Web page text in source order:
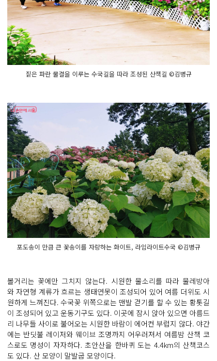
짙은 파란 물결을 이루는 수국길을 따라 조성된 산책길 ©김병규
포도송이 만큼 큰 꽃송이를 자랑하는 화이트, 라임라이트수국 ©김병규
볼거리는 꽃에만 그치지 않는다. 시원한 물소리를 따라 물레방아
와 자연형 계류가 흐르는 생태연못이 조성되어 있어 여름 더위도 시
원하게 느껴진다. 수국꽃 위쪽으로는 맨발 걷기를 할 수 있는 황톳길
이 조성되어 있고 운동기구도 있다. 이곳에 잠시 앉아 있으면 아름드
리 나무들 사이로 불어오는 시원한 바람이 에어컨 부럽지 않다. 야간
에는 반딧불 레이저와 웨이브 조명까지 어우러져서 여름밤 산책 코
스로도 명성이 자자하다. 초안산을 한바퀴 도는 4.4km의 산책코스
도 있다. 산 모양이 말발굽 모양이다.